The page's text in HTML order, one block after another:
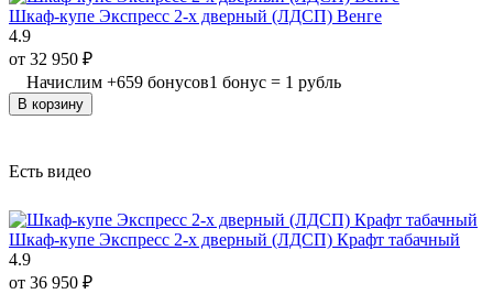
Шкаф-купе Экспресс 2-х дверный (ЛДСП) Венге
4.9
от 32 950 ₽
Начислим +659 бонусов1 бонус = 1 рубль
В корзину
Есть видео
Шкаф-купе Экспресс 2-х дверный (ЛДСП) Крафт табачный
4.9
от 36 950 ₽